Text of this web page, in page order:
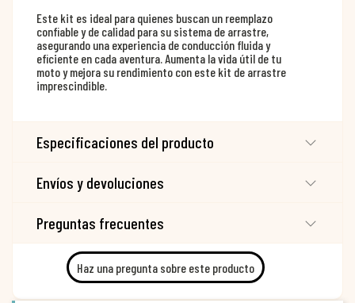
Este kit es ideal para quienes buscan un reemplazo
confiable y de calidad para su sistema de arrastre,
asegurando una experiencia de conducción fluida y
eficiente en cada aventura. Aumenta la vida útil de tu
moto y mejora su rendimiento con este kit de arrastre
imprescindible.
Especificaciones del producto
Envíos y devoluciones
Preguntas frecuentes
Haz una pregunta sobre este producto